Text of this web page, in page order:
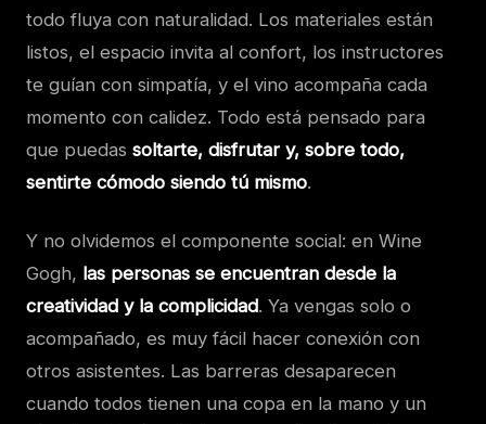
todo fluya con naturalidad. Los materiales están
listos, el espacio invita al confort, los instructores
te guían con simpatía, y el vino acompaña cada
momento con calidez. Todo está pensado para
que puedas soltarte, disfrutar y, sobre todo,
sentirte cómodo siendo tú mismo.
Y no olvidemos el componente social: en Wine
Gogh, las personas se encuentran desde la
creatividad y la complicidad. Ya vengas solo o
acompañado, es muy fácil hacer conexión con
otros asistentes. Las barreras desaparecen
cuando todos tienen una copa en la mano y un